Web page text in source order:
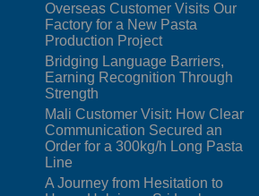
Overseas Customer Visits Our
Factory for a New Pasta
Production Project
Bridging Language Barriers,
Earning Recognition Through
Strength
Mali Customer Visit: How Clear
Communication Secured an
Order for a 300kg/h Long Pasta
Line
A Journey from Hesitation to